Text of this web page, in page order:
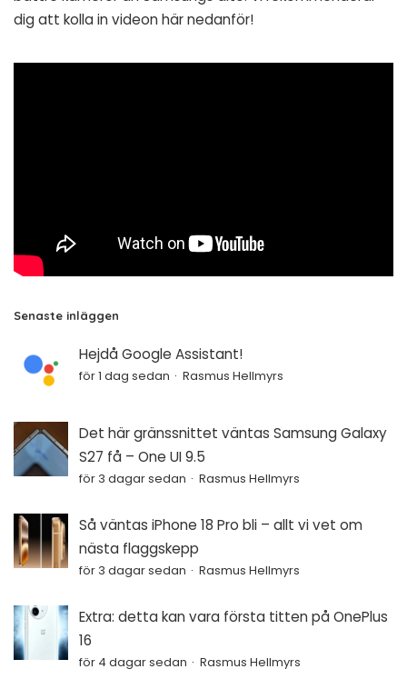
dig att kolla in videon här nedanför!
Senaste inläggen
Hejdå Google Assistant!
för 1 dag sedan Rasmus Hellmyrs
Det här gränssnittet väntas Samsung Galaxy
S27 få – One UI 9.5
för 3 dagar sedan Rasmus Hellmyrs
Så väntas iPhone 18 Pro bli – allt vi vet om
nästa flaggskepp
för 3 dagar sedan Rasmus Hellmyrs
Extra: detta kan vara första titten på OnePlus
16
för 4 dagar sedan Rasmus Hellmyrs